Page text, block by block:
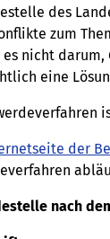
des
zum
es nicht
eine
der
nach